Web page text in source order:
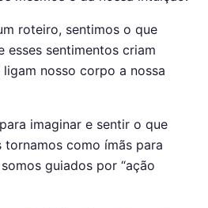
roteiro, sentimos o que
esses sentimentos criam
nosso corpo a nossa
imaginar e sentir o que
tornamos como ímãs para
guiados por “ação